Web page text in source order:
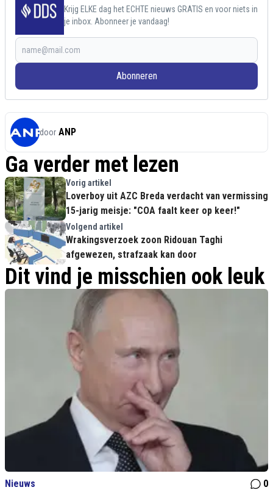
Krijg ELKE dag het ECHTE nieuws GRATIS en voor niets in
je inbox. Abonneer je vandaag!
Abonneren
door ANP
Ga verder met lezen
Vorig artikel
Loverboy uit AZC Breda verdacht van vermissing
15-jarig meisje: "COA faalt keer op keer!"
Volgend artikel
Wrakingsverzoek zoon Ridouan Taghi
afgewezen, strafzaak kan door
Dit vind je misschien ook leuk
Nieuws
0